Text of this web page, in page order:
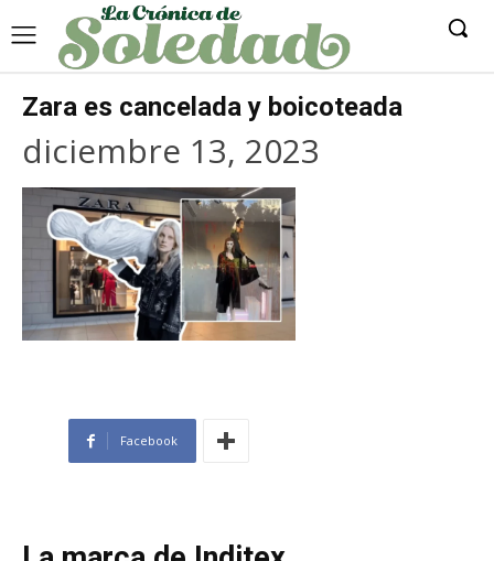
Zara es cancelada y boicoteada
diciembre 13, 2023
Facebook